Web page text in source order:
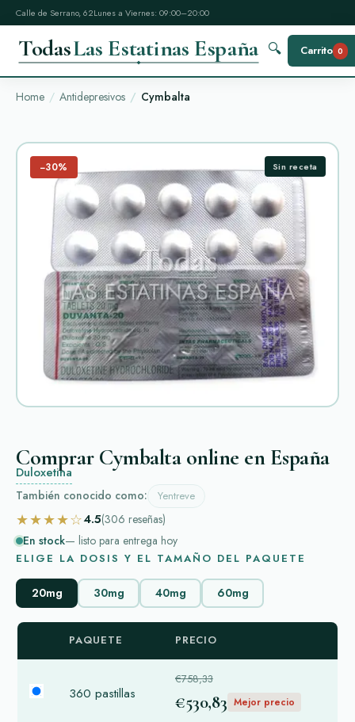
Calle de Serrano, 62Lunes a Viernes: 09:00–20:00
TodasLas Estatinas España 🔍 Carrito 0
Home Antidepresivos Cymbalta
−30% Sin receta
Comprar Cymbalta online en España
Duloxetina
También conocido como: Yentreve
★★★★☆4.5(306 reseñas)
En stock— listo para entrega hoy
ELIGE LA DOSIS Y EL TAMAÑO DEL PAQUETE
20mg 30mg 40mg 60mg
PAQUETE PRECIO
360 pastillas
€758,33
€530,83 Mejor precio